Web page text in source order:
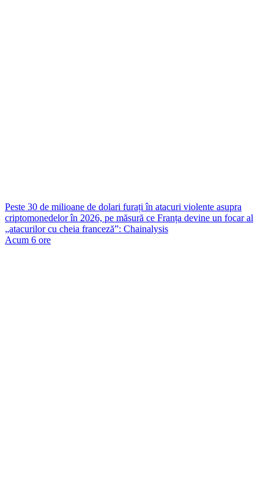
Peste 30 de milioane de dolari furați în atacuri violente asupra
criptomonedelor în 2026, pe măsură ce Franța devine un focar al
„atacurilor cu cheia franceză”: Chainalysis
Acum 6 ore